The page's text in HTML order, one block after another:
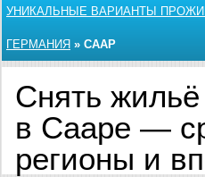
УНИКАЛЬНЫЕ ВАРИАНТЫ
ГЕРМАНИЯ » СААР
Снять
в Сааре —
регионы и